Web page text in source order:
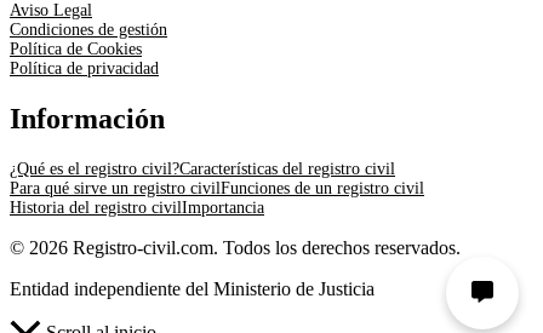
Aviso Legal
Condiciones de gestión
Política de Cookies
Política de privacidad
Información
¿Qué es el registro civil?Características del registro civil
Para qué sirve un registro civilFunciones de un registro civil
Historia del registro civilImportancia
© 2026 Registro-civil.com. Todos los derechos reservados.
Entidad independiente del Ministerio de Justicia